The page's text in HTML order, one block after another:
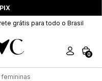
grátis para todo o Brasil
0
femininas